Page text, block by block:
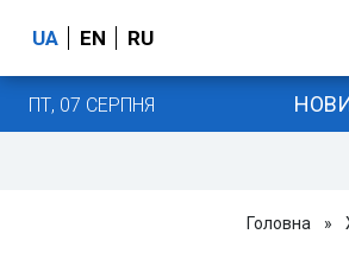
UA EN RU
ПТ, 07 СЕРПНЯ
Головна »